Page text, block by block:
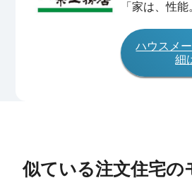
「家は、性能
ハウスメ
細
似ている注文住宅の